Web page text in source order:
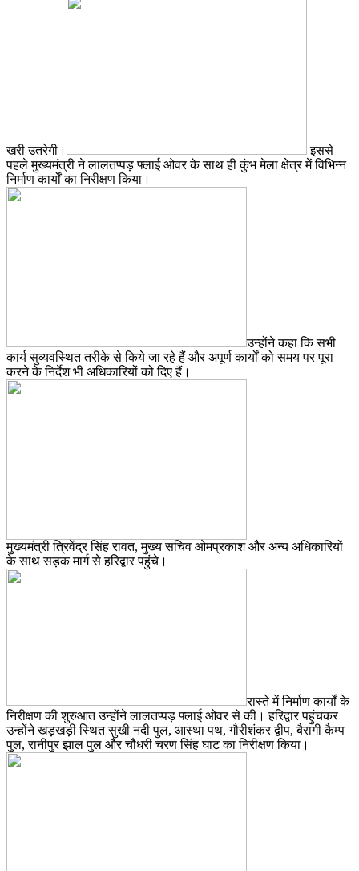
खरी उतरेगी।
इससे
पहले मुख्यमंत्री ने लालतप्पड़ फ्लाई ओवर के साथ ही कुंभ मेला क्षेत्र में विभिन्न
निर्माण कार्यों का निरीक्षण किया।
उन्होंने कहा कि सभी
कार्य सुव्यवस्थित तरीके से किये जा रहे हैं और अपूर्ण कार्यों को समय पर पूरा
करने के निर्देश भी अधिकारियों को दिए हैं।
मुख्यमंत्री त्रिवेंद्र सिंह रावत, मुख्य सचिव ओमप्रकाश और अन्य अधिकारियों
के साथ सड़क मार्ग से हरिद्वार पहुंचे।
रास्ते में निर्माण कार्यों के
निरीक्षण की शुरुआत उन्होंने लालतप्पड़ फ्लाई ओवर से की। हरिद्वार पहुंचकर
उन्होंने खड़खड़ी स्थित सुखी नदी पुल, आस्था पथ, गौरीशंकर द्वीप, बैरागी कैम्प
पुल, रानीपुर झाल पुल और चौधरी चरण सिंह घाट का निरीक्षण किया।